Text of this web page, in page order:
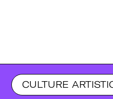
CULTUREFRANCHE-